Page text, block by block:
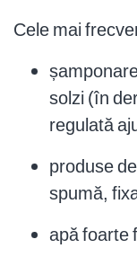
Cele mai
solzi (în
regulată
produse
spumă,
apă foarte